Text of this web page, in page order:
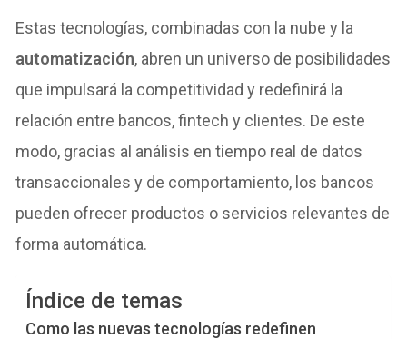
Estas tecnologías, combinadas con la nube y la
automatización, abren un universo de posibilidades
que impulsará la competitividad y redefinirá la
relación entre bancos, fintech y clientes. De este
modo, gracias al análisis en tiempo real de datos
transaccionales y de comportamiento, los bancos
pueden ofrecer productos o servicios relevantes de
forma automática.
Índice de temas
Como las nuevas tecnologías redefinen